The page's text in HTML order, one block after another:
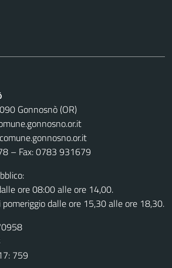
Gonnosnò (OR)
– Fax: 0783 931679
ore 08:00 alle ore 14,00.
dalle ore 15,30 alle ore 18,30.
759